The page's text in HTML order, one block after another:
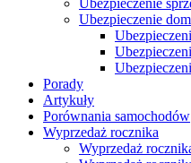
Ubezpieczenie
Ubezpieczenie
Porady
Artykuły
Porównania samochodów
Wyprzedaż rocznika
Wyprzedaż